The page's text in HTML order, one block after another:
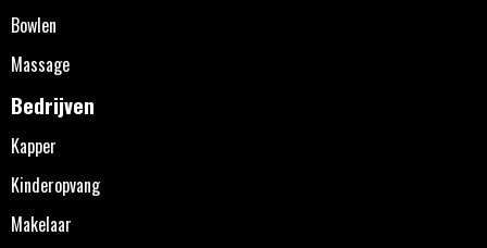
Bowlen
Massage
Bedrijven
Kapper
Kinderopvang
Makelaar